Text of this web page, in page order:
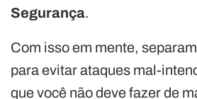
Segurança.
Com isso em mente,
para evitar ataques mal-
que você não deve fazer de